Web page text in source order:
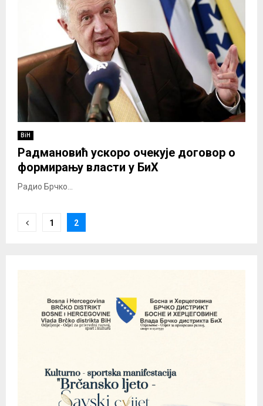
BiH
Радмановић ускоро очекује договор о
формирању власти у БиХ
Радио Брчко...
Posts
1 2